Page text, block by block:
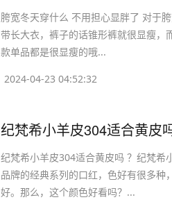
胯宽冬天穿什么 不用担心显胖了 对于
带长大衣，裤子的话锥形裤就很显瘦，
款单品都是很显瘦的哦...
2024-04-23 04:52:32
纪梵希小羊皮304适合黄皮
纪梵希小羊皮304适合黄皮吗 ？纪梵希
品牌的经典系列的口红，色好有很多
好。那么，这个颜色好看吗？...